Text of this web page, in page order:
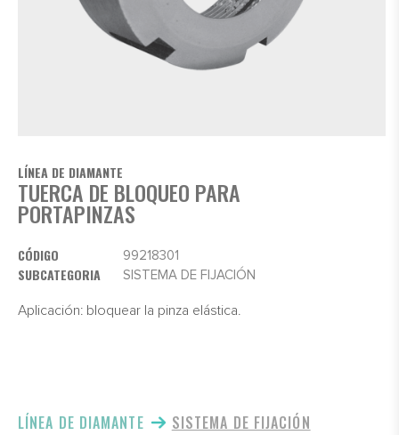
LÍNEA DE DIAMANTE
TUERCA DE BLOQUEO PARA
PORTAPINZAS
CÓDIGO 99218301
SUBCATEGORIA SISTEMA DE FIJACIÓN
Aplicación: bloquear la pinza elástica.
LÍNEA DE DIAMANTE SISTEMA DE FIJACIÓN